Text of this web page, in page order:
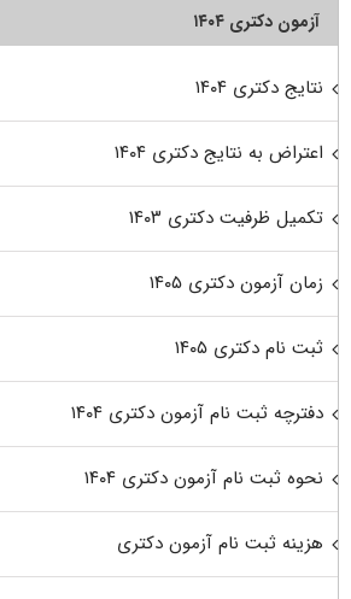
آزمون دکتری ۱۴۰۴
نتایج دکتری ۱۴۰۴
اعتراض به نتایج دکتری ۱۴۰۴
تکمیل ظرفیت دکتری ۱۴۰۳
زمان آزمون دکتری ۱۴۰۵
ثبت نام دکتری ۱۴۰۵
دفترچه ثبت نام آزمون دکتری ۱۴۰۴
نحوه ثبت نام آزمون دکتری ۱۴۰۴
هزینه ثبت نام آزمون دکتری